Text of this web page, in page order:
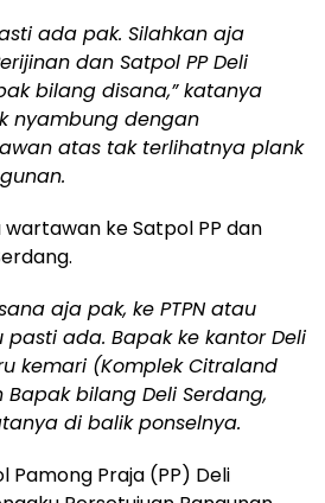
ada pak. Silahkan aja
dan Satpol PP Deli
bilang disana,” katanya
nyambung dengan
atas tak terlihatnya plank
ke Satpol PP dan
aja pak, ke PTPN atau
pasti ada. Bapak ke kantor Deli
kemari (Komplek Citraland
Bapak bilang Deli Serdang,
di balik ponselnya.
Pamong Praja (PP) Deli